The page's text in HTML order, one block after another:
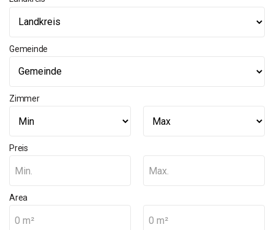
Gemeinde
Zimmer
Preis
Min. Max.
Area
0 m² 0 m²